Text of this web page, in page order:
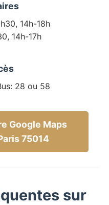
14h-18h
14h-17h
28 ou 58
Google Maps
75014
sur